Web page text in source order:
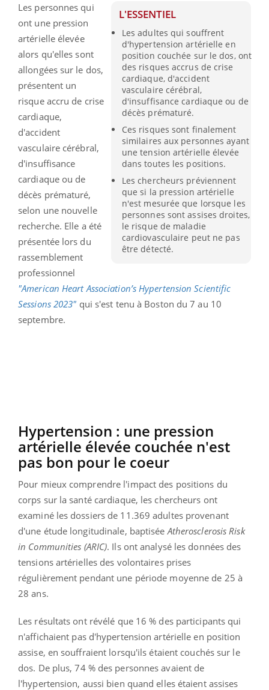
L'ESSENTIEL
Les adultes qui souffrent
d'hypertension artérielle en
position couchée sur le dos, ont
des risques accrus de crise
cardiaque, d'accident
vasculaire cérébral,
d'insuffisance cardiaque ou de
décès prématuré.
Ces risques sont finalement
similaires aux personnes ayant
une tension artérielle élevée
dans toutes les positions.
Les chercheurs préviennent
que si la pression artérielle
n'est mesurée que lorsque les
personnes sont assises droites,
le risque de maladie
cardiovasculaire peut ne pas
être détecté.
Les personnes qui
ont une pression
artérielle élevée
alors qu'elles sont
allongées sur le dos,
présentent un
risque accru de crise
cardiaque,
d'accident
vasculaire cérébral,
d'insuffisance
cardiaque ou de
décès prématuré,
selon une nouvelle
recherche. Elle a été
présentée lors du
rassemblement
professionnel
"American Heart Association’sHypertensionScientific
Sessions 2023" qui s'est tenu à Boston du 7 au 10
septembre.
Hypertension : une pression
artérielle élevée couchée n'est
pas bon pour le coeur
Pour mieux comprendre l'impact des positions du
corps sur la santé cardiaque, les chercheurs ont
examiné les dossiers de 11.369 adultes provenant
d'une étude longitudinale, baptisée Atherosclerosis Risk
in Communities (ARIC). Ils ont analysé les données des
tensions artérielles des volontaires prises
régulièrement pendant une période moyenne de 25 à
28 ans.
Les résultats ont révélé que 16 % des participants qui
n'affichaient pas d'hypertension artérielle en position
assise, en souffraient lorsqu'ils étaient couchés sur le
dos. De plus, 74 % des personnes avaient de
l'hypertension, aussi bien quand elles étaient assises